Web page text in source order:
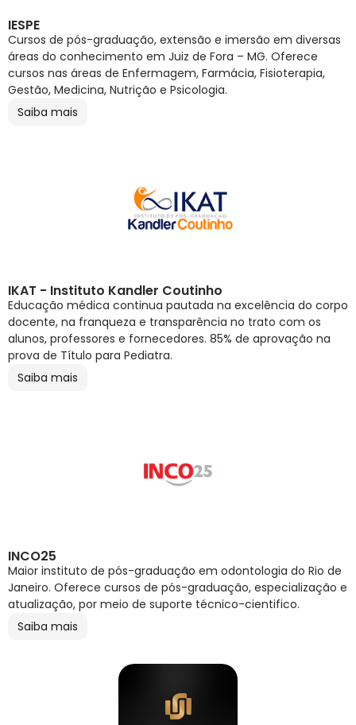
IESPE
Cursos de pós-graduação, extensão e imersão em diversas
áreas do conhecimento em Juiz de Fora – MG. Oferece
cursos nas áreas de Enfermagem, Farmácia, Fisioterapia,
Gestão, Medicina, Nutrição e Psicologia.
Saiba mais
IKAT - Instituto Kandler Coutinho
Educação médica continua pautada na excelência do corpo
docente, na franqueza e transparência no trato com os
alunos, professores e fornecedores. 85% de aprovação na
prova de Título para Pediatra.
Saiba mais
INCO25
Maior instituto de pós-graduação em odontologia do Rio de
Janeiro. Oferece cursos de pós-graduação, especialização e
atualização, por meio de suporte técnico-cientifico.
Saiba mais